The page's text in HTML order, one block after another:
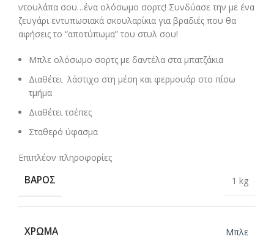
ντουλάπα σου…ένα ολόσωμο σορτς! Συνδύασε την με ένα
ζευγάρι εντυπωσιακά σκουλαρίκια για βραδιές που θα
αφήσεις το “αποτύπωμα” του στυλ σου!
Μπλε ολόσωμο σορτς με δαντέλα στα μπατζάκια
Διαθέτει λάστιχο στη μέση και φερμουάρ στο πίσω
τμήμα
Διαθέτει τσέπες
Σταθερό ύφασμα
Επιπλέον πληροφορίες
ΒΆΡΟΣ 1 kg
ΧΡΏΜΑ Μπλε